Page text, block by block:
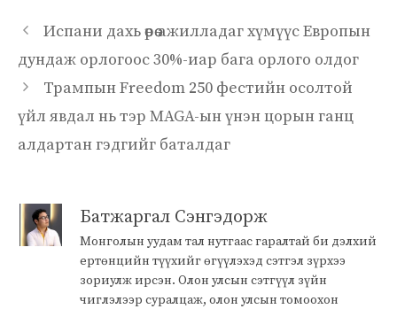
Испани дахь өөрөө ажилладаг хүмүүс Европын
дундаж орлогоос 30%-иар бага орлого олдог
Трампын Freedom 250 фестийн осолтой
үйл явдал нь тэр MAGA-ын үнэн цорын ганц
алдартан гэдгийг баталдаг
Батжаргал Сэнгэдорж
Монголын уудам тал нутгаас гаралтай би дэлхий
ертөнцийн түүхийг өгүүлэхэд сэтгэл зүрхээ
зориулж ирсэн. Олон улсын сэтгүүл зүйн
чиглэлээр суралцаж, олон улсын томоохон